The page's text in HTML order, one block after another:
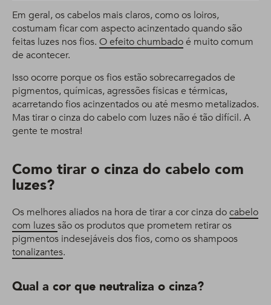
Em geral, os cabelos mais claros, como os loiros,
costumam ficar com aspecto acinzentado quando são
feitas luzes nos fios. O efeito chumbadoé muito comum
de acontecer.
Isso ocorre porque os fios estão sobrecarregados de
pigmentos, químicas, agressões físicas e térmicas,
acarretando fios acinzentados ou até mesmo metalizados.
Mas tirar o cinza do cabelo com luzes não é tão difícil. A
gente te mostra!
Como tirar o cinza do cabelo com
luzes?
Os melhores aliados na hora de tirar a cor cinza docabelo
com luzessão os produtos que prometem retirar os
pigmentos indesejáveis dos fios, como os shampoos
tonalizantes.
Qual a cor que neutraliza o cinza?